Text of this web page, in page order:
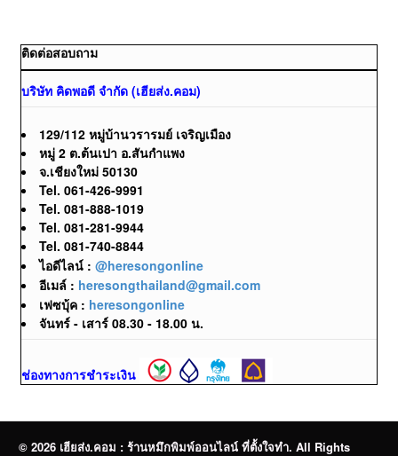
ติดต่อสอบถาม
บริษัท คิดพอดี จำกัด (เฮียส่ง.คอม)
129/112 หมู่บ้านวรารมย์ เจริญเมือง
หมู่ 2 ต.ต้นเปา อ.สันกำแพง
จ.เชียงใหม่ 50130
Tel. 061-426-9991
Tel. 081-888-1019
Tel. 081-281-9944
Tel. 081-740-8844
ไอดีไลน์ : @heresongonline
อีเมล์ : heresongthailand@gmail.com
เฟซบุ้ค : heresongonline
จันทร์ - เสาร์ 08.30 - 18.00 น.
ช่องทางการชำระเงิน
© 2026 เฮียส่ง.คอม : ร้านหมึกพิมพ์ออนไลน์ ที่ตั้งใจทำ. All Rights